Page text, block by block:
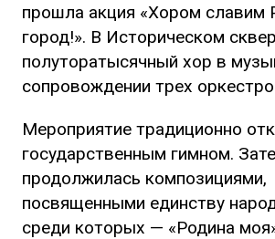
прошла акция «Хором славим
город!». В Историческом
полуторатысячный хор в
сопровождении трех
Мероприятие традиционно
государственным гимном.
продолжилась композициями,
посвященными единству
среди которых — «Родина